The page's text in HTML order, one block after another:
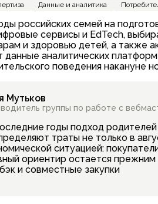
Данные и аналитика
российских семей на
сервисы и EdTech,
и здоровью детей, а также
аналитических
поведения накануне
Мутьков
группы по работе с
годы подход
траты не только в
ситуацией:
ориентир остается
и совместные закупки